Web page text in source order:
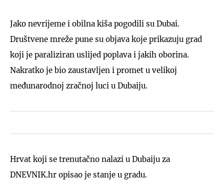
Jako nevrijeme i obilna kiša pogodili su Dubai.
Društvene mreže pune su objava koje prikazuju grad
koji je paraliziran uslijed poplava i jakih oborina.
Nakratko je bio zaustavljen i promet u velikoj
međunarodnoj zračnoj luci u Dubaiju.
Hrvat koji se trenutačno nalazi u Dubaiju za
DNEVNIK.hr opisao je stanje u gradu.